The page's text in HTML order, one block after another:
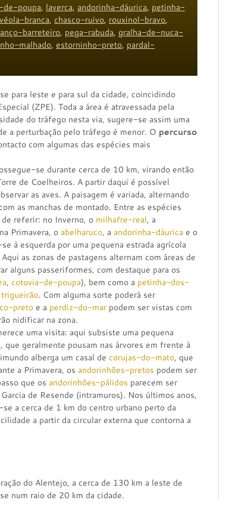
de-poupa, laverca, andorinha-dáurica, petinha-
branca, chasco-ruivo, rouxinol-bravo,
barreteiro, pega-rabuda, gralha-de-nuca-
malhado, estorninho-preto, pardal-
para leste e para sul da cidade, coincidindo
(ZPE). Toda a área é atravessada pela
do tráfego nesta via, sugere-se assim uma
a perturbação pelo tráfego é menor. O percurso
com algumas das espécies mais
se durante cerca de 10 km, virando então
de Coelheiros. A partir daqui é possível
as aves. A paisagem é variada, alternando
as manchas de montado. Entre as espécies
referir: no Inverno, o milhafre-real, a
Primavera, o abelharuco, a andorinha-dáurica e o
à esquerda por uma pequena estrada agrícola
as zonas de pastagens alternam com áreas de
alguns passeriformes, com destaque para os
, cotovia-de-poupa), bem como a petinha-dos-
trigueirão. Com alguma sorte poderá ser
preto e a perdiz-do-marpodem ser vistas com
nidificar na zona.
uma visita: aqui subsiste uma pequena
, que geralmente pousam nas árvores em frente à
alberga um casal de corujas-do-mato, que
a Primavera, os andorinhões-pretos podem ser
que os andorinhões-pálidos parecem ser
de Resende (intramuros). Nos últimos anos,
a cerca de 1 km do centro urbano perto da
a partir da circular externa que contorna a
do Alentejo, a cerca de 130 km a leste de
num raio de 20 km da cidade.